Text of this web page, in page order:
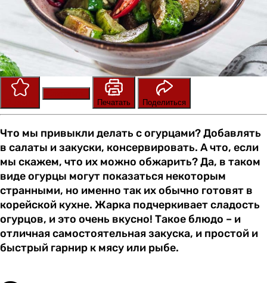
Печатать
Поделиться
Что мы привыкли делать с огурцами? Добавлять
в салаты и закуски, консервировать. А что, если
мы скажем, что их можно обжарить? Да, в таком
виде огурцы могут показаться некоторым
странными, но именно так их обычно готовят в
корейской кухне. Жарка подчеркивает сладость
огурцов, и это очень вкусно! Такое блюдо – и
отличная самостоятельная закуска, и простой и
быстрый гарнир к мясу или рыбе.